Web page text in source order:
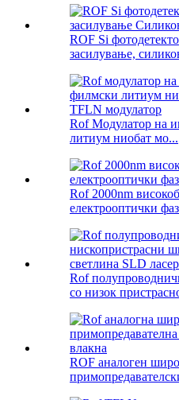
ROF Si
засилување,
Rof Модулатор на
литиум ниобат мо...
Rof 2000nm
електрооптички
Rof
со низок
ROF аналоген